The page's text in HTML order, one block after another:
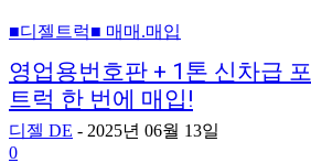
■디젤트럭■ 매매.매입
영업용번호판 + 1톤 신차급
트럭 한 번에 매입!
디젤 DE - 2025년 06월 13일
0